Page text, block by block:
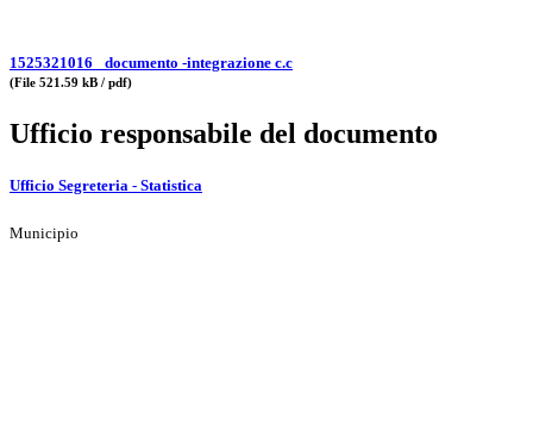
1525321016_ documento -integrazione c.c
(File 521.59 kB / pdf)
Ufficio responsabile del documento
Ufficio Segreteria - Statistica
Municipio